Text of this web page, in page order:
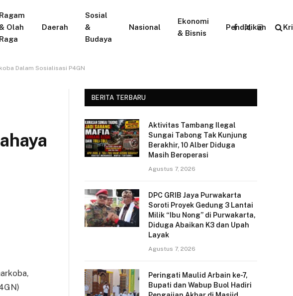
Ragam
Olah
Raga
Daerah
Sosial
&
Budaya
Nasional
Ekonomi
& Bisnis
Pendidikan
Facebook
X
Instagram
Dalam Sosialisasi P4GN
BERITA TERBARU
Aktivitas Tambang Ilegal
Sungai Tabong Tak Kunjung
Berakhir, 10 Alber Diduga
Masih Beroperasi
Agustus 7, 2026
DPC GRIB Jaya Purwakarta
Soroti Proyek Gedung 3 Lantai
Milik “Ibu Nong” di Purwakarta,
Diduga Abaikan K3 dan Upah
Layak
Agustus 7, 2026
Peringati Maulid Arbain ke-7,
Bupati dan Wabup Buol Hadiri